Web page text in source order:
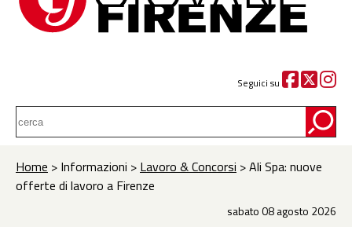
Seguici su
Home > Informazioni > Lavoro & Concorsi > Ali Spa: nuove
offerte di lavoro a Firenze
sabato 08 agosto 2026